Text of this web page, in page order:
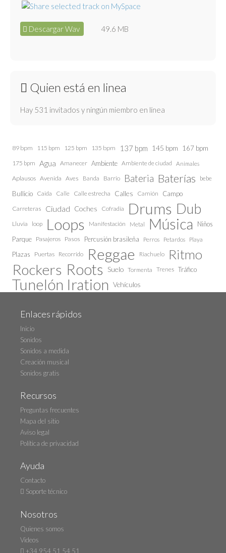
Descargar Wav 49.6 MB
Quien está en linea
Hay 531 invitados y ningún miembro en línea
89 bpm 115 bpm 125 bpm 135 bpm 137 bpm 145 bpm 167 bpm
175 bpm Agua Amanecer Ambiente Ambiente de ciudad Animales
Aplausos Avenida Aves Banda Barrio Bateria Baterías bebe
Bullicio Caida Calle Calle estrecha Calles Camión Campo
Carreteras Ciudad Coches Cofradía Drums Dub
Lluvia loop Loops Manifestación Metal Música
Niños
Parque Pasajeros Pasos Percusión brasileña Perros Petardos Playa
Plazas Puertas Recorrido Reggae Riachuelo Ritmo
Rockers Roots Suelo Tormenta Trenes Tráfico
Tunelón Iration Vehículos
Enlaces rápidos
Inicio
Sonidos
Sonidos a medida
Creación musical
Sonidos gratis
Recursos
Preguntas frecuentes
Mapa del sitio
Aviso legal
Política de privacidad
Ayuda
Contacto
Soporte técnico
Nosotros
Quienes somos
Videos
+34 954 51 54 51